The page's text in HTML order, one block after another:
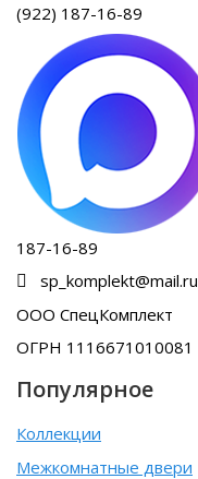
(922) 187-16-89
187-16-89
sp_komplekt@mail.ru
ООО СпецКомплект
ОГРН 1116671010081
Популярное
Коллекции
Межкомнатные двери